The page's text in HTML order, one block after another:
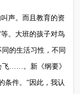
声。而且教育的资
。大班的孩子对鸟
的生活习性，不同
飞……。新《纲要》
条件。”因此，我认